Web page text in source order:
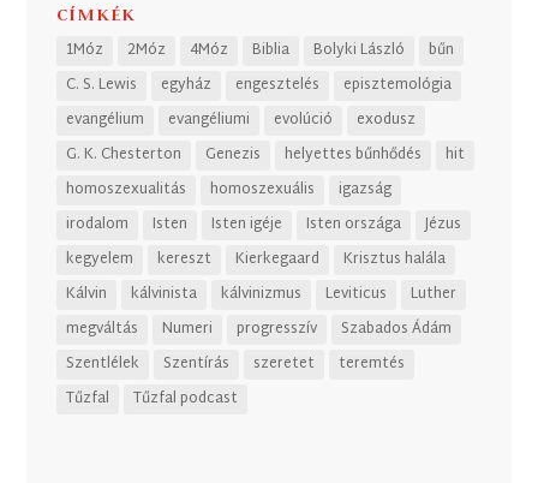
CÍMKÉK
1Móz 2Móz 4Móz Biblia Bolyki László
bűn
C. S. Lewis
egyház engesztelés
episztemológia
evangélium
evangéliumi evolúció
exodusz
G. K. Chesterton
Genezis helyettes bűnhődés
hit
homoszexualitás
homoszexuális
igazság
irodalom
Isten Isten igéje Isten országa
Jézus
kegyelem
kereszt Kierkegaard
Krisztus halála
Kálvin
kálvinista kálvinizmus Leviticus
Luther
megváltás
Numeri progresszív
Szabados Ádám
Szentlélek
Szentírás szeretet
teremtés
Tűzfal
Tűzfal podcast